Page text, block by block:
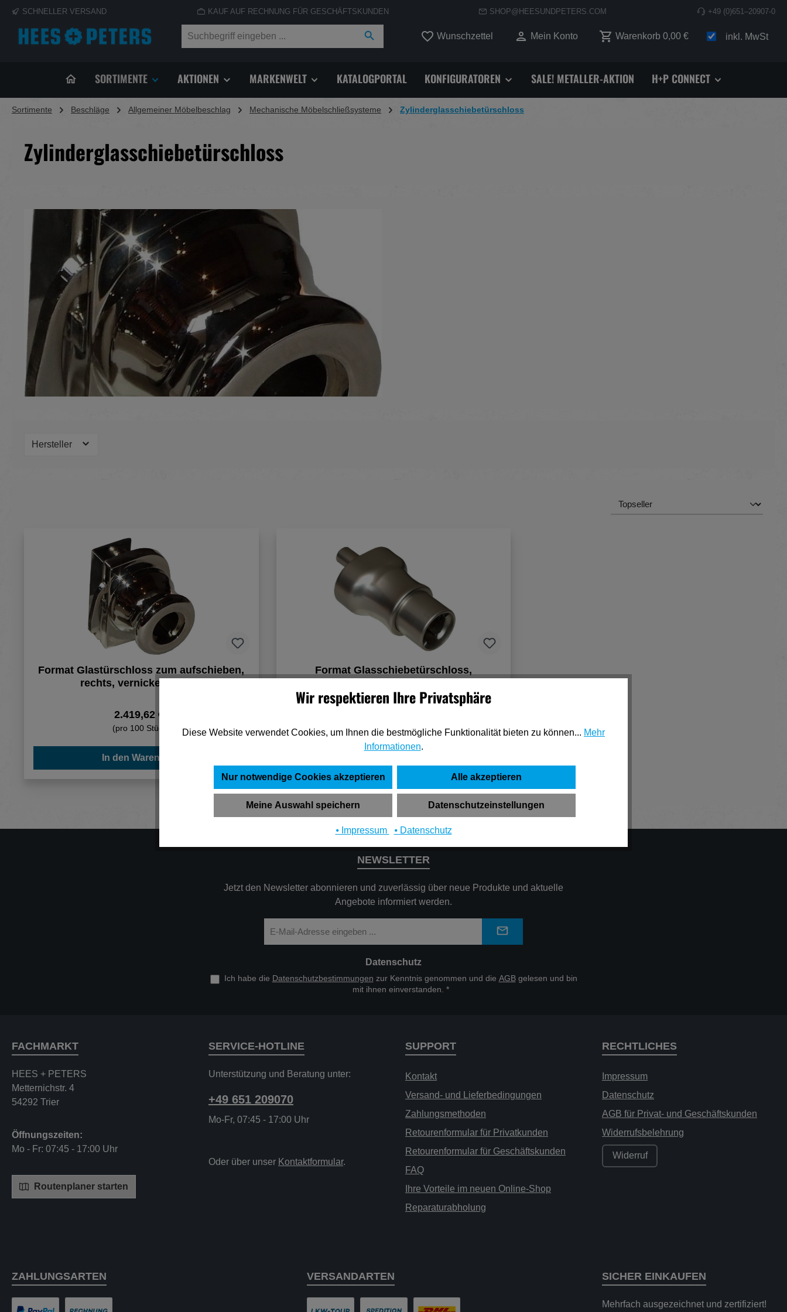
Zur Hauptnavigation springen
SCHNELLER VERSAND KAUF AUF RECHNUNG FÜR GESCHÄFTSKUNDEN SHOP@HEESUNDPETERS.COM +49 (0)651–20907-0
Wunschzettel Du hast 0 Produkte auf dem Merkzettel
Mein Konto Warenkorb 0,00 € inkl. MwSt
SORTIMENTE AKTIONEN MARKENWELT KATALOGPORTAL KONFIGURATOREN SALE! METALLER-AKTION H+P CONNECT
Sortimente Beschläge Allgemeiner Möbelbeschlag Mechanische Möbelschließsysteme Zylinderglasschiebetürschloss
Zylinderglasschiebetürschloss
Hersteller
Format Glastürschloss zum aufschieben,
rechts, vernickelt poliert
2.419,62 €*
(pro 100 Stück)
In den Warenkorb
Format Glasschiebetürschloss,
(pro 100 Stück)
NEWSLETTER
Jetzt den Newsletter abonnieren und zuverlässig über neue Produkte und aktuelle
Angebote informiert werden.
Mail-
Adresse
Datenschutz
Ich habe die Datenschutzbestimmungen zur Kenntnis genommen und die AGBgelesen und bin
mit ihnen einverstanden. *
SERVICE-HOTLINE
Unterstützung und Beratung unter:
+49 651 209070
Mo-Fr, 07:45 - 17:00 Uhr
Oder über unser Kontaktformular.
SUPPORT
Kontakt
Versand- und Lieferbedingungen
Zahlungsmethoden
Retourenformular für Privatkunden
Retourenformular für Geschäftskunden
FAQ
Ihre Vorteile im neuen Online-Shop
Reparaturabholung
RECHTLICHES
Impressum
Datenschutz
AGB für Privat- und Geschäftskunden
Widerrufsbelehrung
Widerruf
ZAHLUNGSARTEN VERSANDARTEN
FACHMARKT
HEES + PETERS
Metternichstr. 4
54292 Trier
Öffnungszeiten:
Mo - Fr: 07:45 - 17:00 Uhr
Routenplaner starten
SICHER EINKAUFEN
Mehrfach ausgezeichnet und zertifiziert!
Wir respektieren Ihre Privatsphäre
Diese Website verwendet Cookies, um Ihnen die bestmögliche Funktionalität bieten zu können... Mehr
Informationen.
Nur notwendige Cookies akzeptieren Alle akzeptieren
Meine Auswahl speichern Datenschutzeinstellungen
⦁ Impressum ⦁ Datenschutz